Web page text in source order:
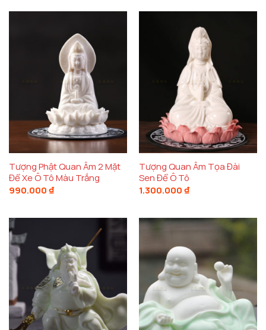
Tượng Phật Quan Âm 2 Mặt
Để Xe Ô Tô Màu Trắng
990.000 ₫
Tượng Quan Âm Tọa Đài
Sen Để Ô Tô
1.300.000 ₫